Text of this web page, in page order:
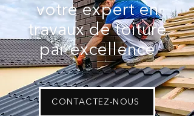
votre expert en
travaux de toiture
par excellence
CONTACTEZ-NOUS